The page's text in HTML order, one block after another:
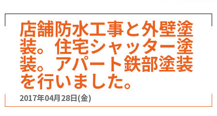
店舗防水工事と外壁塗
装。住宅シャッター塗
装。アパート鉄部塗装
を行いました。
2017年04月28日(金)